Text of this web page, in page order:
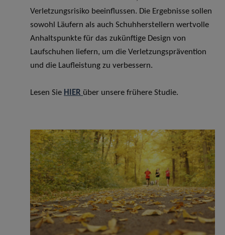
Verletzungsrisiko beeinflussen. Die Ergebnisse sollen
sowohl Läufern als auch Schuhherstellern wertvolle
Anhaltspunkte für das zukünftige Design von
Laufschuhen liefern, um die Verletzungsprävention
und die Laufleistung zu verbessern.
Lesen Sie HIER über unsere frühere Studie.